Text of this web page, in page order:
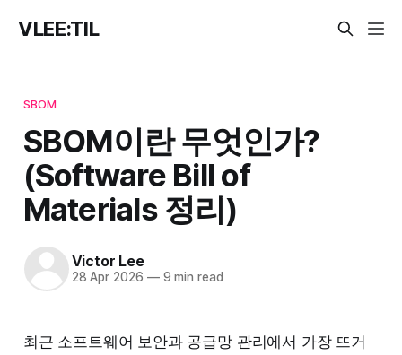
VLEE:TIL
SBOM
SBOM이란 무엇인가?
(Software Bill of
Materials 정리)
Victor Lee
28 Apr 2026 —9 min read
최근 소프트웨어 보안과 공급망 관리에서 가장 뜨거